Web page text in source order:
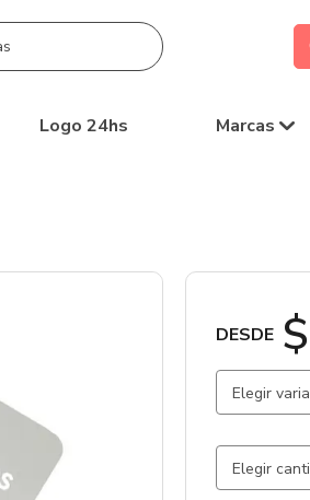
Logo 24hs Marcas
DESDE
Elegir
Blanco /